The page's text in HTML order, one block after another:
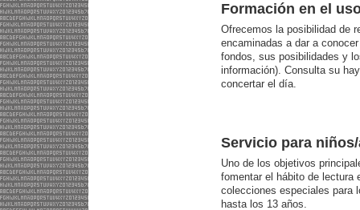
Formación en el
Ofrecemos la posibilidad de
encaminadas a dar a
fondos, sus posibilidades y
información). Consulta su
concertar el día.
Servicio para
Uno de los objetivos
fomentar el hábito de lectura
colecciones especiales para
hasta los 13 años.